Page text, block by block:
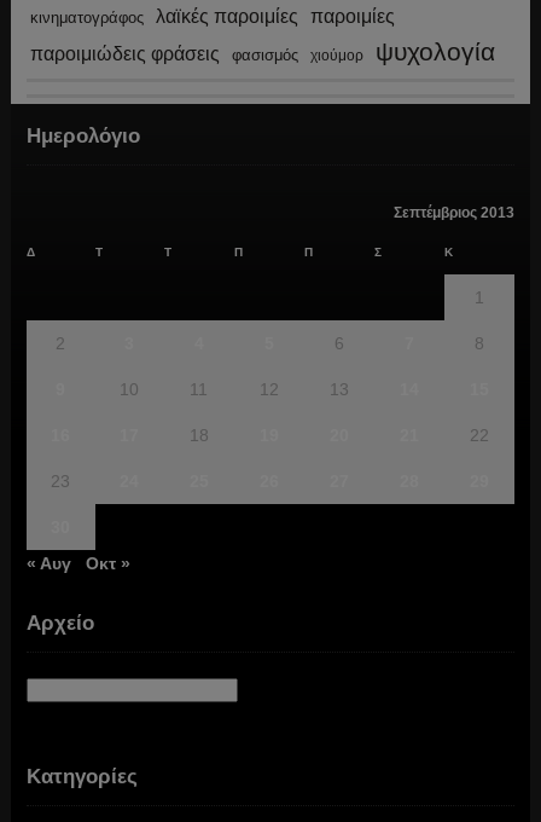
κινηματογράφος λαϊκές παροιμίες παροιμίες
παροιμιώδεις φράσεις φασισμός χιούμορ ψυχολογία
Ημερολόγιο
Σεπτέμβριος 2013
Δ Τ Τ Π Π Σ Κ
1
2 6 8
10 11 12 13
18 22
23
« Αυγ
Οκτ »
Αρχείο
Κατηγορίες